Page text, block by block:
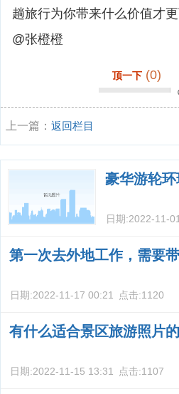
趟旅行为你带来什么价值才
@张橙橙
顶一下 (0)
上一篇： 返回栏目
豪华游轮
日期:2022-11-
第一次去外地工作，需要
日期:2022-11-17 00:21 点击:1120
有什么适合景区旅游照片
日期:2022-11-15 13:31 点击:1107